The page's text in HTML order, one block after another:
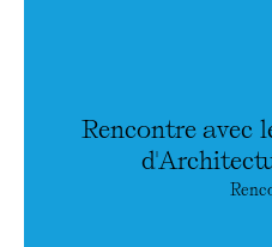
Rencontre avec